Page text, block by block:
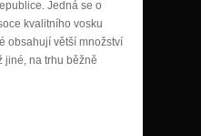
Jedná se o
kvalitního vosku
obsahují větší množství
jiné, na trhu běžně